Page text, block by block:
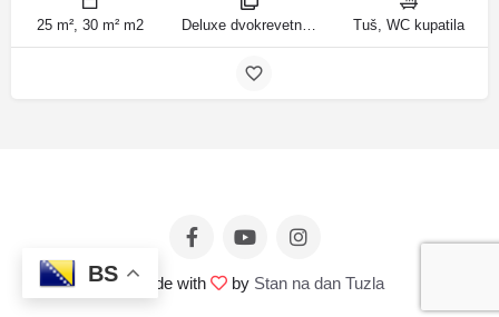
25 m², 30 m² m2 Deluxe dvokrevetna soba/dvokrevetna soba, Deluxe Dreibettzimmer sobe Tuš, WC kupatila
© Made with by Stan na dan Tuzla
BS